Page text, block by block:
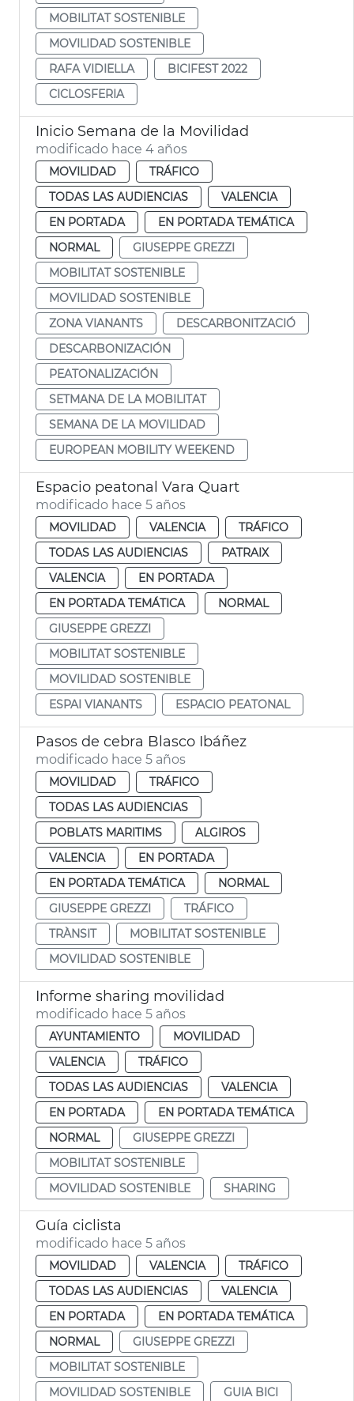
MOBILITAT SOSTENIBLE
MOVILIDAD SOSTENIBLE
RAFA VIDIELLA
BICIFEST 2022
CICLOSFERIA
Inicio Semana de la Movilidad
modificado hace 4 años
MOVILIDAD
TRÁFICO
TODAS LAS AUDIENCIAS
VALENCIA
EN PORTADA
EN PORTADA TEMÁTICA
NORMAL
GIUSEPPE GREZZI
MOBILITAT SOSTENIBLE
MOVILIDAD SOSTENIBLE
ZONA VIANANTS
DESCARBONITZACIÓ
DESCARBONIZACIÓN
PEATONALIZACIÓN
SETMANA DE LA MOBILITAT
SEMANA DE LA MOVILIDAD
EUROPEAN MOBILITY WEEKEND
Espacio peatonal Vara Quart
modificado hace 5 años
MOVILIDAD VALENCIA
TRÁFICO
TODAS LAS AUDIENCIAS
PATRAIX
VALENCIA
EN PORTADA
EN PORTADA TEMÁTICA
NORMAL
GIUSEPPE GREZZI
MOBILITAT SOSTENIBLE
MOVILIDAD SOSTENIBLE
ESPAI VIANANTS
ESPACIO PEATONAL
Pasos de cebra Blasco Ibáñez
modificado hace 5 años
MOVILIDAD
TRÁFICO
TODAS LAS AUDIENCIAS
POBLATS MARITIMS
ALGIROS
VALENCIA
EN PORTADA
EN PORTADA TEMÁTICA
NORMAL
GIUSEPPE GREZZI
TRÁFICO
TRÀNSIT
MOBILITAT SOSTENIBLE
MOVILIDAD SOSTENIBLE
Informe sharing movilidad
modificado hace 5 años
AYUNTAMIENTO
MOVILIDAD
VALENCIA
TRÁFICO
TODAS LAS AUDIENCIAS
VALENCIA
EN PORTADA
EN PORTADA TEMÁTICA
NORMAL
GIUSEPPE GREZZI
MOBILITAT SOSTENIBLE
MOVILIDAD SOSTENIBLE
SHARING
Guía ciclista
modificado hace 5 años
MOVILIDAD VALENCIA
TRÁFICO
TODAS LAS AUDIENCIAS
VALENCIA
EN PORTADA
EN PORTADA TEMÁTICA
NORMAL
GIUSEPPE GREZZI
MOBILITAT SOSTENIBLE
MOVILIDAD SOSTENIBLE
GUIA BICI